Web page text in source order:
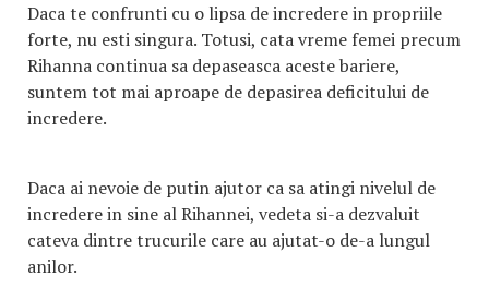
Daca te confrunti cu o lipsa de incredere in propriile
forte, nu esti singura. Totusi, cata vreme femei precum
Rihanna continua sa depaseasca aceste bariere,
suntem tot mai aproape de depasirea deficitului de
incredere.
Daca ai nevoie de putin ajutor ca sa atingi nivelul de
incredere in sine al Rihannei, vedeta si-a dezvaluit
cateva dintre trucurile care au ajutat-o de-a lungul
anilor.